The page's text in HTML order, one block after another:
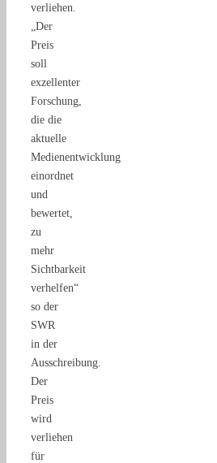
verliehen.
„Der
Preis
soll
exzellenter
Forschung,
die die
aktuelle
Medienentwicklung
einordnet
und
bewertet,
zu
mehr
Sichtbarkeit
verhelfen“
so der
SWR
in der
Ausschreibung.
Der
Preis
wird
verliehen
für